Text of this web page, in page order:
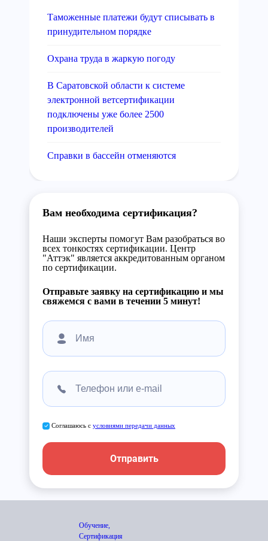
Таможенные платежи будут списывать в
принудительном порядке
Охрана труда в жаркую погоду
В Саратовской области к системе
электронной ветсертификации
подключены уже более 2500
производителей
Справки в бассейн отменяются
Вам необходима сертификация?
Наши эксперты помогут Вам разобраться во
всех тонкостях сертификации. Центр
"Аттэк" является аккредитованным органом
по сертификации.
Отправьте заявку на сертификацию и мы
свяжемся с вами в течении 5 минут!
Соглашаюсь с условиями передачи данных
Отправить
Обучение,
Сертификация